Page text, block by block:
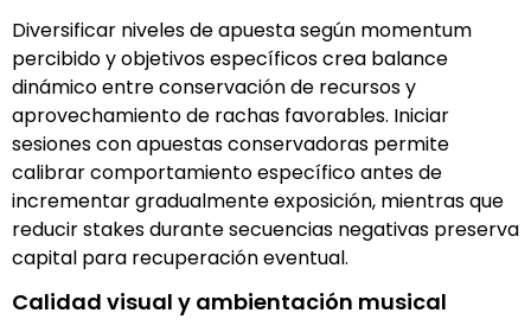
Diversificar niveles de apuesta según momentum
percibido y objetivos específicos crea balance
dinámico entre conservación de recursos y
aprovechamiento de rachas favorables. Iniciar
sesiones con apuestas conservadoras permite
calibrar comportamiento específico antes de
incrementar gradualmente exposición, mientras que
reducir stakes durante secuencias negativas preserva
capital para recuperación eventual.
Calidad visual y ambientación musical